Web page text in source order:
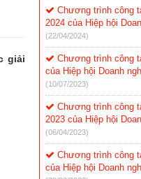
giải
Chương trình công
2024 của Hiệp hội
(22/04/2024)
Chương trình công
của Hiệp hội Doanh
(10/07/2023)
Chương trình công
2023 của Hiệp hội
(06/04/2023)
Chương trình công
của Hiệp hội Doanh